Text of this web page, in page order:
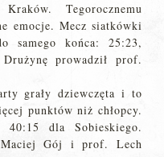
Tegorocznemu
emocje. Mecz siatkówki
samego końca: 25:23,
prowadził prof.
grały dziewczęta i to
punktów niż chłopcy.
40:15 dla Sobieskiego.
Gój i prof. Lech